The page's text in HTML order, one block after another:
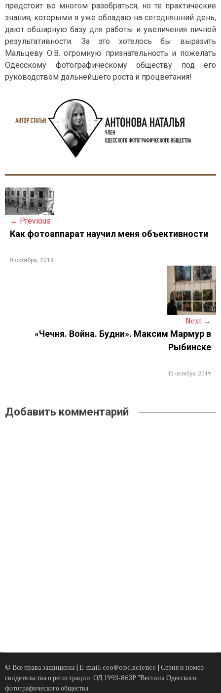
предстоит во многом разобраться, но те практические
знания, которыми я уже обладаю на сегодняшний день,
дают обширную базу для работы и увеличения личной
результативности. За это хотелось бы выразить
Мальцеву О.В. огромную признательность и пожелать
Одесскому фотографическому обществу под его
руководством дальнейшего роста и процветания!
P
o
s
o
← Previous
Как фотоаппарат научил меня объективности
8 октября, 2019
Next →
«Чечня. Война. Будни». Максим Мармур в
Рыбинске
12 октября, 2019
Добавить комментарий
© Все права защищены | E-mail: ceo@opc.science | Серия и номер
свидетельства о регистрации: ОД 1993-863Р "Вестник Одесского
фотографического общества"